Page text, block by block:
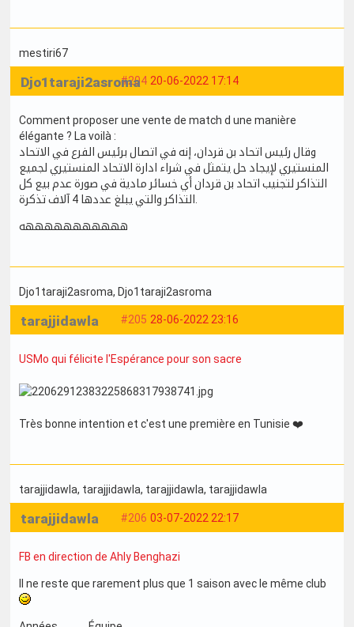
mestiri67
#204 20-06-2022 17:14
Djo1taraji2asroma
Comment proposer une vente de match d une manière
élégante ? La voilà :
وقال رئيس اتحاد بن قردان، إنه في اتصال برئيس الفرع في الاتحاد
المنستيري لإيجاد حل يتمثل في شراء ادارة الاتحاد المنستيري لجميع
التذاكر لتجنيب اتحاد بن قردان أي خسائر مادية في صورة عدم بيع كل
هههههههههههه
Djo1taraji2asroma, Djo1taraji2asroma
#205 28-06-2022 23:16
tarajjidawla
USMo qui félicite l'Espérance pour son sacre
Très bonne intention et c'est une première en Tunisie ❤️
tarajjidawla, tarajjidawla, tarajjidawla, tarajjidawla
#206 03-07-2022 22:17
tarajjidawla
FB en direction de Ahly Benghazi
Il ne reste que rarement plus que 1 saison avec le même club